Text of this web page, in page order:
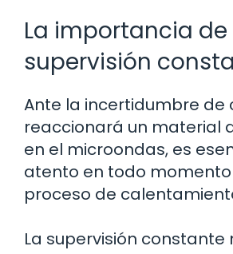
La importancia de
supervisión
Ante la incertidumbre de
reaccionará un material
en el microondas, es
atento en todo
proceso de
La supervisión constante